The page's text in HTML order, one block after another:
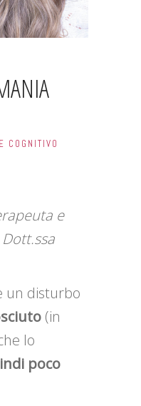
COGNITIVO
e
un disturbo
(in
lo
poco